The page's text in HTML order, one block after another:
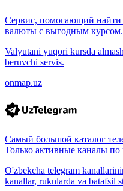
Сервис, помогающий
валюты с выгодным курсом.
Valyutani yuqori kursda
beruvchi servis.
onmap.uz
Самый большой каталог
Только активные каналы по
O'zbekcha telegram
kanallar, ruknlarda va batafsil